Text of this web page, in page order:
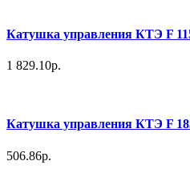
Катушка управления КТЭ F
1 829.10р.
Катушка управления КТЭ F
506.86р.